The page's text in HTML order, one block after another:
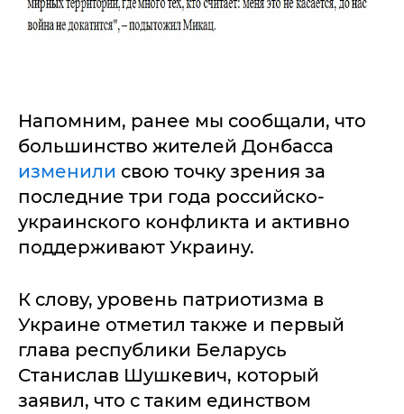
Напомним, ранее мы сообщали, что
большинство жителей Донбасса
изменили свою точку зрения за
последние три года российско-
украинского конфликта и активно
поддерживают Украину.
К слову, уровень патриотизма в
Украине отметил также и первый
глава республики Беларусь
Станислав Шушкевич, который
заявил, что с таким единством